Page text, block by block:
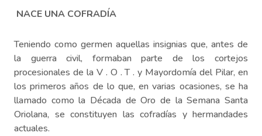
NACE UNA COFRADÍA
Teniendo como germen aquellas insignias que, antes de
la guerra civil, formaban parte de los cortejos
procesionales de la V . O . T . y Mayordomía del Pilar, en
los primeros años de lo que, en varias ocasiones, se ha
llamado como la Década de Oro de la Semana Santa
Oriolana, se constituyen las cofradías y hermandades
actuales.